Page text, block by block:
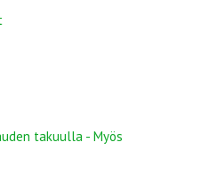
takuulla - Myös